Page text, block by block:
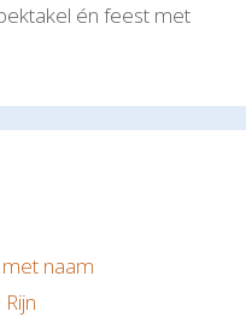
én feest met
naam